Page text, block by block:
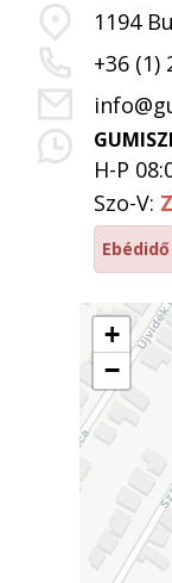
+
−
1194
+36 (1)
H-P
Szo-V: